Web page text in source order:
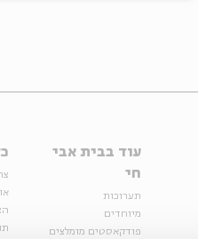
עוד בבית אבי
חי
תערוכות
מיוחדים
פודקאסטים מומלצים